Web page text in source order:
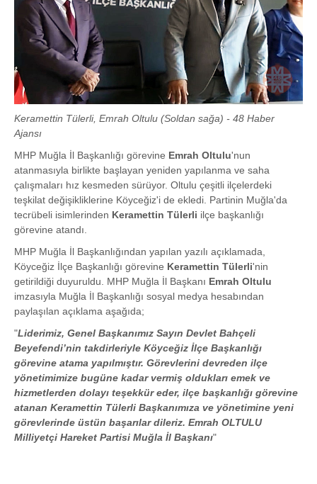
Keramettin Tülerli, Emrah Oltulu (Soldan sağa) - 48 Haber
Ajansı
MHP Muğla İl Başkanlığı görevine Emrah Oltulu'nun
atanmasıyla birlikte başlayan yeniden yapılanma ve saha
çalışmaları hız kesmeden sürüyor. Oltulu çeşitli ilçelerdeki
teşkilat değişikliklerine Köyceğiz'i de ekledi. Partinin Muğla'da
tecrübeli isimlerinden Keramettin Tülerli ilçe başkanlığı
görevine atandı.
MHP Muğla İl Başkanlığından yapılan yazılı açıklamada,
Köyceğiz İlçe Başkanlığı görevine Keramettin Tülerli'nin
getirildiği duyuruldu. MHP Muğla İl Başkanı Emrah Oltulu
imzasıyla Muğla İl Başkanlığı sosyal medya hesabından
paylaşılan açıklama aşağıda;
"Liderimiz, Genel Başkanımız Sayın Devlet Bahçeli
Beyefendi’nin takdirleriyle Köyceğiz İlçe Başkanlığı
görevine atama yapılmıştır. Görevlerini devreden ilçe
yönetimimize bugüne kadar vermiş oldukları emek ve
hizmetlerden dolayı teşekkür eder, ilçe başkanlığı görevine
atanan Keramettin Tülerli Başkanımıza ve yönetimine yeni
görevlerinde üstün başarılar dileriz. Emrah OLTULU
Milliyetçi Hareket Partisi Muğla İl Başkanı"